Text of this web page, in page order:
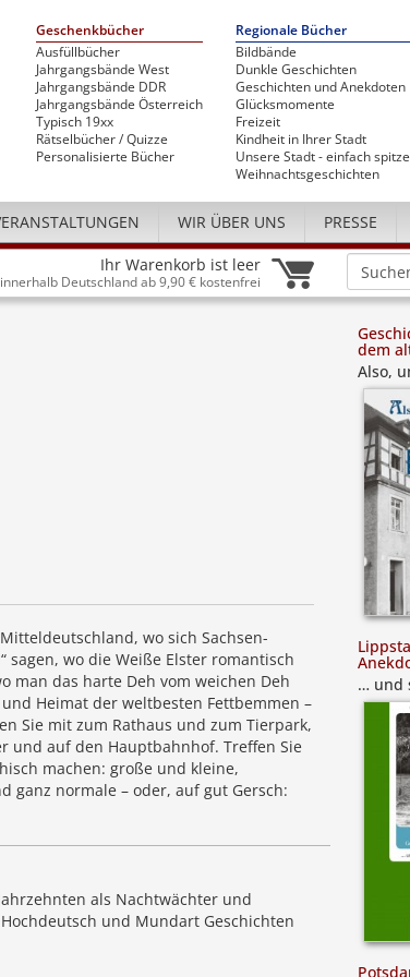
Geschenkbücher
Ausfüllbücher
Jahrgangsbände West
Jahrgangsbände DDR
Jahrgangsbände Österreich
Typisch 19xx
Rätselbücher / Quizze
Personalisierte Bücher
Regionale Bücher
Bildbände
Dunkle Geschichten
Geschichten und Anekdoten
Glücksmomente
Freizeit
Kindheit in Ihrer Stadt
Unsere Stadt - einfach
Weihnachtsgeschichten
WIR ÜBER UNS PRESSE
Ihr Warenkorb ist leer
Deutschland ab 9,90 € kostenfrei
wo sich Sachsen-
sagen, wo die Weiße Elster romantisch
man das harte Deh vom weichen Deh
Heimat der weltbesten Fettbemmen –
Sie mit zum Rathaus und zum Tierpark,
und auf den Hauptbahnhof. Treffen Sie
machen: große und kleine,
ganz normale – oder, auf gut Gersch:
als Nachtwächter und
und Mundart Geschichten
dem
Also,
… und